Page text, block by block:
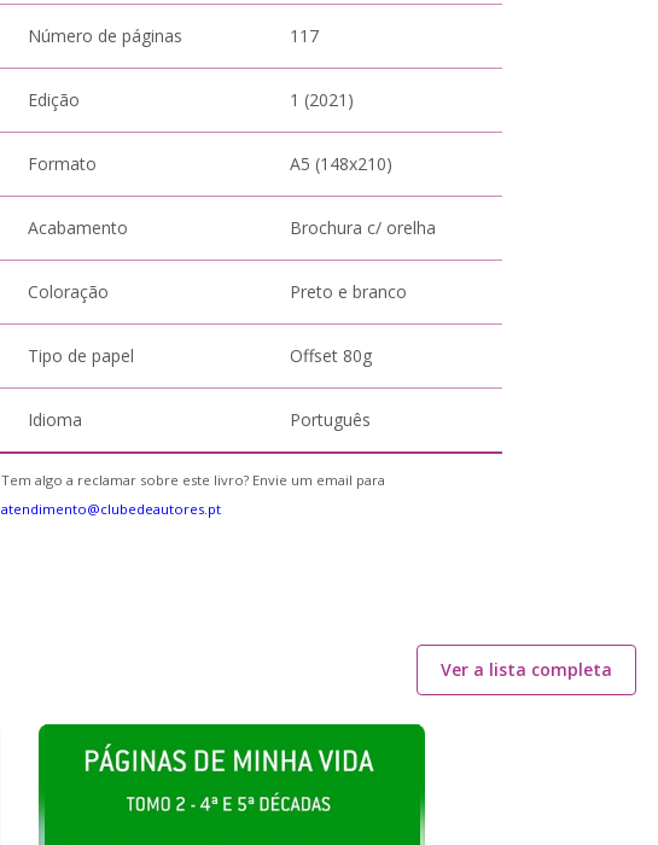
Número de páginas 117
Edição 1 (2021)
Formato A5 (148x210)
Acabamento Brochura c/ orelha
Coloração Preto e branco
Tipo de papel Offset 80g
Idioma Português
Tem algo a reclamar sobre este livro? Envie um email para
atendimento@clubedeautores.pt
Ver a lista completa